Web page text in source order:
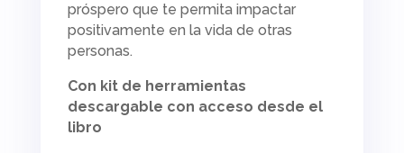
próspero que te permita impactar
positivamente en la vida de otras
personas.
Con kit de herramientas
descargable con acceso desde el
libro